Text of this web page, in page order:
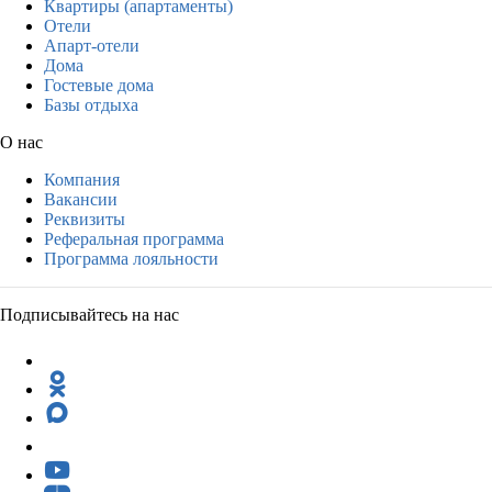
Квартиры (апартаменты)
Отели
Апарт-отели
Дома
Гостевые дома
Базы отдыха
О нас
Компания
Вакансии
Реквизиты
Реферальная программа
Программа лояльности
Подписывайтесь на нас